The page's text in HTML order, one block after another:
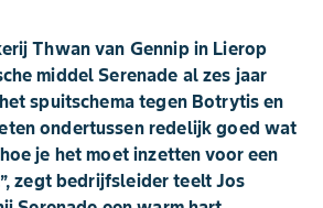
Thwan van Gennip in Lierop
middel Serenade al zes jaar
spuitschema tegen Botrytis en
ondertussen redelijk goed wat
je het moet inzetten voor een
zegt bedrijfsleider teelt Jos